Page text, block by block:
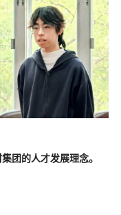
团的人才发展理念。